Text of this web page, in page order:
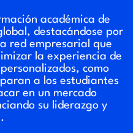
académica de
destacándose por
red empresarial que
la experiencia de
como
a los estudiantes
en un mercado
su liderazgo y